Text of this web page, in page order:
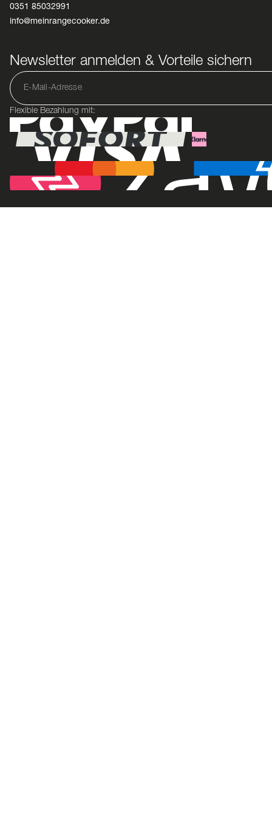
0351 85032991
info@meinrangecooker.de
Newsletter anmelden & Vorteile sichern
Flexible Bezahlung mit: